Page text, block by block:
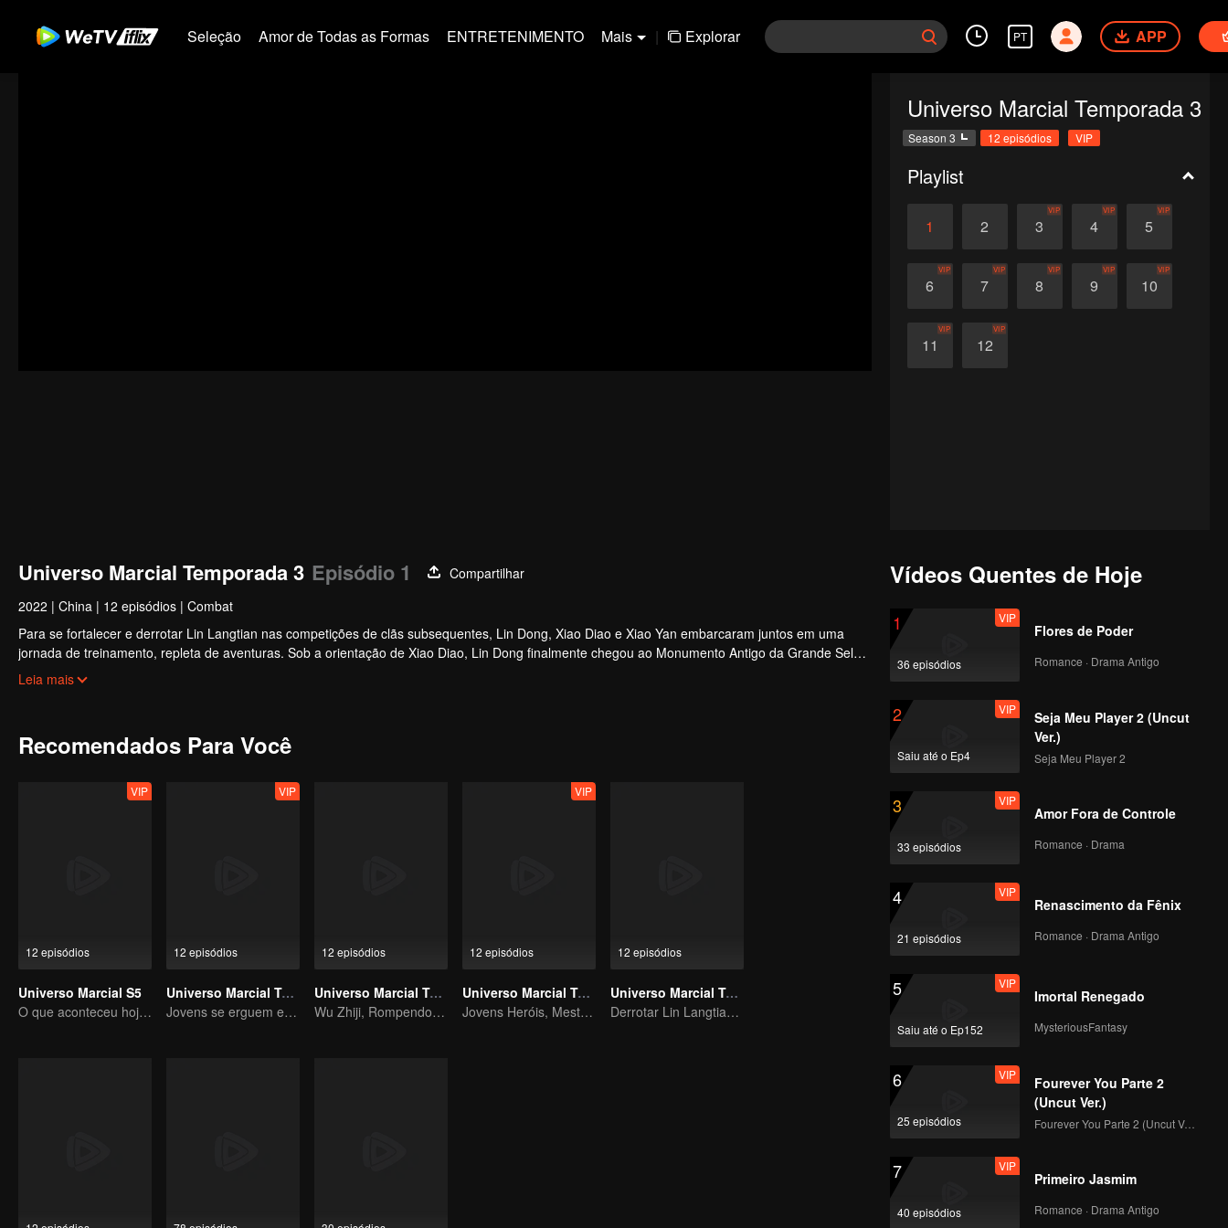
Seleção Amor de Todas as Formas ENTRETENIMENTO Mais | Explorar PT APP
Universo Marcial Temporada 3
Season 3 12 episódios VIP
Playlist
1 2 3
VIP
4
VIP
5
VIP
6
VIP
7
VIP
8
VIP
9
VIP
10
VIP
11
VIP
12
VIP
Universo Marcial Temporada 3 Episódio 1
Compartilhar
2022 | China | 12 episódios | Combat
Para se fortalecer e derrotar Lin Langtian nas competições de clãs subsequentes, Lin Dong, Xiao Diao e Xiao Yan embarcaram juntos em uma
jornada de treinamento, repleta de aventuras. Sob a orientação de Xiao Diao, Lin Dong finalmente chegou ao Monumento Antigo da Grande Selva
e obteve com sucesso a pista para devorar o talismã ancestral.
Leia mais
Recomendados Para Você
12 episódios
VIP
Universo Marcial S5
O que aconteceu hoje será retribuído cem vezes mais!
12 episódios
VIP
Universo Marcial Temporada 4
Jovens se erguem e símbolos ancestrais reaparecem
12 episódios
Universo Marcial Temporada 1
Wu Zhiji, Rompendo o Céu, Movendo o Céu e a Terra
12 episódios
VIP
Universo Marcial Temporada 2
Jovens Heróis, Mestres Marciais Moldam o Destino
12 episódios
Universo Marcial Temporada 6
Derrotar Lin Langtian, ascender ao campeonato.
Vídeos Quentes de Hoje
1
36 episódios
VIP
Flores de Poder
Romance · Drama Antigo
2
Saiu até o Ep4
VIP
Seja Meu Player 2 (Uncut
Ver.)
Seja Meu Player 2
3
33 episódios
VIP
Amor Fora de Controle
Romance · Drama
4
21 episódios
VIP
Renascimento da Fênix
Romance · Drama Antigo
5
Saiu até o Ep152
VIP
Imortal Renegado
MysteriousFantasy
6
25 episódios
VIP
Fourever You Parte 2
(Uncut Ver.)
Fourever You Parte 2 (Uncut Ver.)
7
40 episódios
VIP
Primeiro Jasmim
Romance · Drama Antigo